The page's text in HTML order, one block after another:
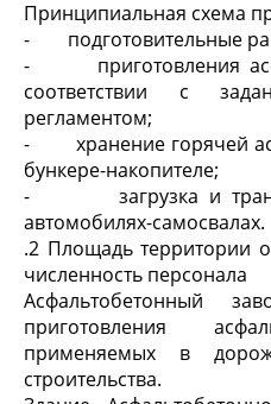
Принципиальная схема
- подготовительные
- приготовления
соответствии с
регламентом;
- хранение горячей
бункере-накопителе;
- загрузка и
автомобилях-самосвалах.
.2 Площадь территории
численность персонала
Асфальтобетонный
приготовления
применяемых в
строительства.